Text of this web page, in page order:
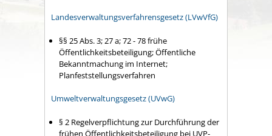
Landesverwaltungsverfahrensgesetz (LVwVfG)
§§ 25 Abs. 3; 27 a; 72 - 78frühe
Öffentlichkeitsbeteiligung; Öffentliche
Bekanntmachung im Internet;
Planfeststellungsverfahren
Umweltverwaltungsgesetz (UVwG)
§ 2 Regelverpflichtung zur Durchführung der
frühen Öffentlichkeitsbeteiligung bei UVP-